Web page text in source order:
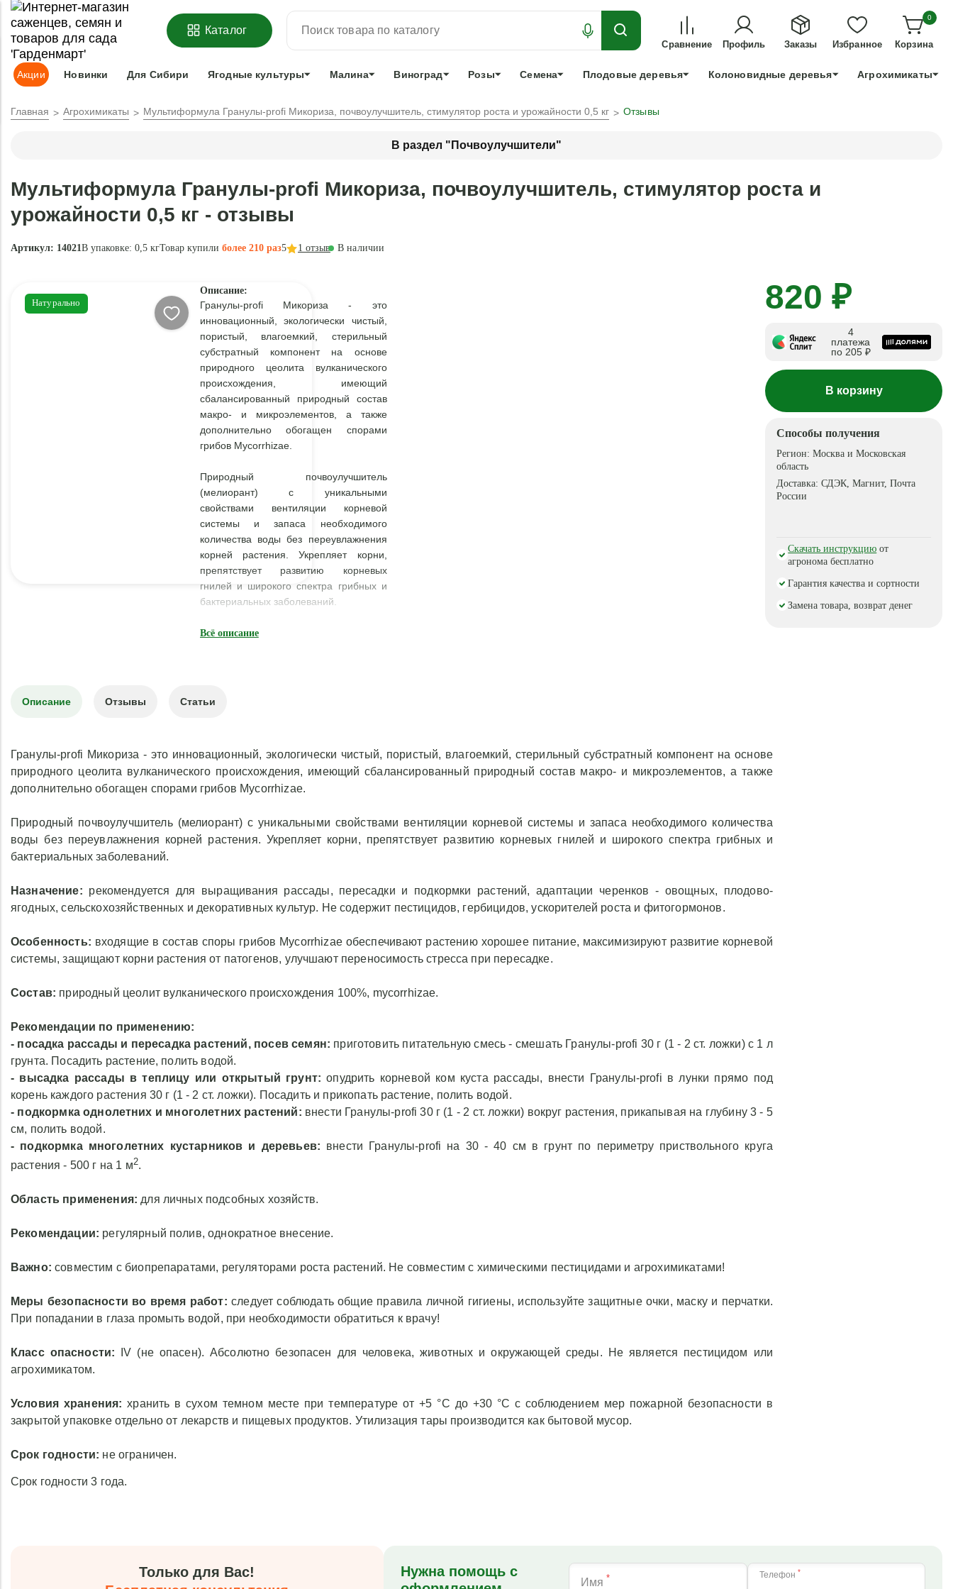
ОФОРМИТЬПРЕДЗАКАЗ =ЗАБРОНИРОВАТЬЛУЧШЕЕ ДЛЯ ТЕХ, КТО УСПЕЕТ!
Адрес доставки:Москва Доставка и оплата Гарантии +7 991 898 83 30
Каталог
Сравнение Профиль Заказы Избранное
0
Корзина
Акции Новинки Для Сибири Ягодные культуры Малина Виноград Розы Семена Плодовые деревья Колоновидные деревья Агрохимикаты
Главная Агрохимикаты Мультиформула Гранулы-profi Микориза, почвоулучшитель, стимулятор роста и урожайности 0,5 кг Отзывы
В раздел "Почвоулучшители"
Мультиформула Гранулы-profi Микориза, почвоулучшитель, стимулятор роста и
урожайности 0,5 кг - отзывы
Артикул: 14021В упаковке: 0,5 кгТовар купили более 210 раз5 1 отзыв В наличии
Натурально
Описание:
Гранулы-profi Микориза - это
инновационный, экологически чистый,
пористый, влагоемкий, стерильный
субстратный компонент на основе
природного цеолита вулканического
происхождения, имеющий
сбалансированный природный состав
макро- и микроэлементов, а также
дополнительно обогащен спорами
грибов Mycorrhizae.
Природный почвоулучшитель
(мелиорант) с уникальными
свойствами вентиляции корневой
системы и запаса необходимого
количества воды без переувлажнения
корней растения. Укрепляет корни,
препятствует развитию корневых
гнилей и широкого спектра грибных и
бактериальных заболеваний.
Назначение:
Особенность:входящие в состав
споры грибов
хорошее питание, максимизируют
развитие корневой системы, защищают
Состав:природный цеолит
mycorrhizae.
- посадка рассады и пересадка
profi 30 г (1 - 2 ст. ложки) с 1 л грунта.
Посадить растение, полить водой.
- высадка рассады в теплицу или
открытый грунт:опудрить корневой
ком куста рассады, внести Гранулы-
profi в лунки прямо под корень каждого
Посадить и прикопать растение, полить
многолетних растений:
глубину 3 - 5 см, полить водой.
кустарников и деревьев:внести
периметру приствольного круга
растения - 500 г на 1 м2.
Область применения:для личных
Рекомендации:регулярный полив,
однократное внесение.
защитные очки, маску и перчатки. При
Всё описание
820 ₽
4
платежа
по 205 ₽
В корзину
Способы получения
Регион:Москва и Московская
область
Доставка:СДЭК, Магнит, Почта
России
Скачать инструкцию от
агронома бесплатно
Гарантия качества и сортности
Замена товара, возврат денег
Описание Отзывы Статьи
Гранулы-profi Микориза - это инновационный, экологически чистый, пористый, влагоемкий, стерильный субстратный компонент на основе
природного цеолита вулканического происхождения, имеющий сбалансированный природный состав макро- и микроэлементов, а также
дополнительно обогащен спорами грибов Mycorrhizae.
Природный почвоулучшитель (мелиорант) с уникальными свойствами вентиляции корневой системы и запаса необходимого количества
воды без переувлажнения корней растения. Укрепляет корни, препятствует развитию корневых гнилей и широкого спектра грибных и
бактериальных заболеваний.
Назначение: рекомендуется для выращивания рассады, пересадки и подкормки растений, адаптации черенков - овощных, плодово-
ягодных, сельскохозяйственных и декоративных культур. Не содержит пестицидов, гербицидов, ускорителей роста и фитогормонов.
Особенность: входящие в состав споры грибов Mycorrhizae обеспечивают растению хорошее питание, максимизируют развитие корневой
системы, защищают корни растения от патогенов, улучшают переносимость стресса при пересадке.
Состав: природный цеолит вулканического происхождения 100%, mycorrhizae.
Рекомендации по применению:
- посадка рассады и пересадка растений, посев семян: приготовить питательную смесь - смешать Гранулы-profi 30 г (1 - 2 ст. ложки) с 1 л
грунта. Посадить растение, полить водой.
- высадка рассады в теплицу или открытый грунт: опудрить корневой ком куста рассады, внести Гранулы-profi в лунки прямо под
корень каждого растения 30 г (1 - 2 ст. ложки). Посадить и прикопать растение, полить водой.
- подкормка однолетних и многолетних растений: внести Гранулы-profi 30 г (1 - 2 ст. ложки) вокруг растения, прикапывая на глубину 3 - 5
см, полить водой.
- подкормка многолетних кустарников и деревьев: внести Гранулы-profi на 30 - 40 см в грунт по периметру приствольного круга
растения - 500 г на 1 м2.
Область применения: для личных подсобных хозяйств.
Рекомендации: регулярный полив, однократное внесение.
Важно: совместим с биопрепаратами, регуляторами роста растений. Не совместим с химическими пестицидами и агрохимикатами!
Меры безопасности во время работ: следует соблюдать общие правила личной гигиены, используйте защитные очки, маску и перчатки.
При попадании в глаза промыть водой, при необходимости обратиться к врачу!
Класс опасности: IV (не опасен). Абсолютно безопасен для человека, животных и окружающей среды. Не является пестицидом или
агрохимикатом.
Условия хранения: хранить в сухом темном месте при температуре от +5 °C до +30 °C с соблюдением мер пожарной безопасности в
закрытой упаковке отдельно от лекарств и пищевых продуктов. Утилизация тары производится как бытовой мусор.
Срок годности: не ограничен.
Срок годности 3 года.
Только для Вас!
Нужна помощь с
Имя * Телефон *